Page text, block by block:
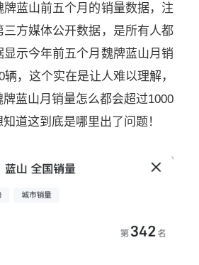
蓝山前五个月的销量数据，注
方媒体公开数据，是所有人都
示今年前五个月魏牌蓝山月销
，这个实在是让人难以理解，
蓝山月销量怎么都会超过1000
道这到底是哪里出了问题！